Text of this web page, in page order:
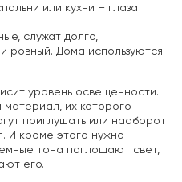
или кухни – глаза
служат долго,
ровный. Дома используются
уровень освещенности.
материал, их которого
приглушать или наоборот
И кроме этого нужно
тона поглощают свет,
его.